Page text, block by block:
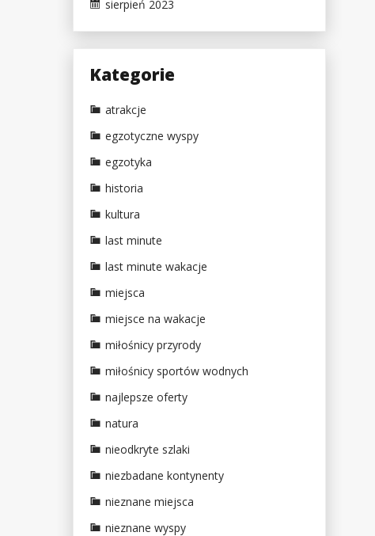
sierpień 2023
Kategorie
atrakcje
egzotyczne wyspy
egzotyka
historia
kultura
last minute
last minute wakacje
miejsca
miejsce na wakacje
miłośnicy przyrody
miłośnicy sportów wodnych
najlepsze oferty
natura
nieodkryte szlaki
niezbadane kontynenty
nieznane miejsca
nieznane wyspy